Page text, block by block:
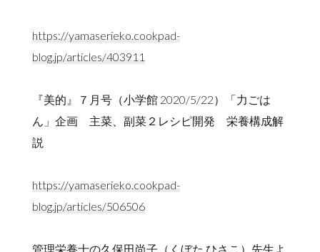
https://yamaserieko.cookpad-
blog.jp/articles/403911
『美的』７月号（小学館 2020/5/22）「力ごは
ん」企画 主菜、副菜２レシピ開発 栄養構成解
説
https://yamaserieko.cookpad-
blog.jp/articles/506506
管理栄養士の久保田尚子（くぼた ひさこ）先生よ